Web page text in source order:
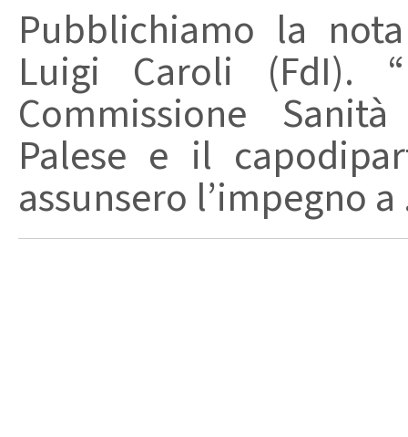
Pubblichiamo la
Luigi Caroli (FdI).
Commissione
Palese e il
assunsero l’impegno a